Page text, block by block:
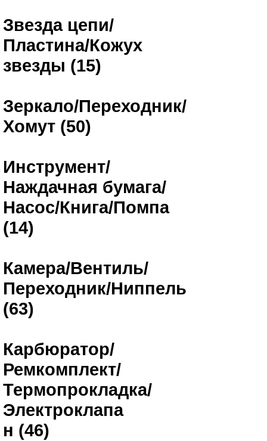
Звезда цепи/
Пластина/Кожух
звезды (15)
Зеркало/Переходник/
Хомут (50)
Инструмент/
Наждачная бумага/
Насос/Книга/Помпа
(14)
Камера/Вентиль/
Переходник/Ниппель
(63)
Карбюратор/
Ремкомплект/
Термопрокладка/
Электроклапа
н (46)